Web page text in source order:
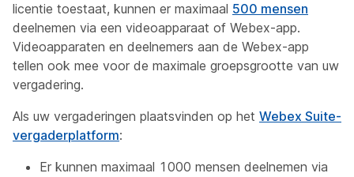
licentie toestaat, kunnen er maximaal 500 mensen
deelnemen via een videoapparaat of Webex-app.
Videoapparaten en deelnemers aan de Webex-app
tellen ook mee voor de maximale groepsgrootte van uw
vergadering.
Als uw vergaderingen plaatsvinden op het Webex Suite-
vergaderplatform:
Er kunnen maximaal 1000 mensen deelnemen via